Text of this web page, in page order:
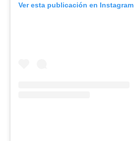
Ver esta publicación en Instagram